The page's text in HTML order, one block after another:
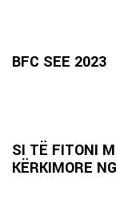
BFC SEE 2023
SI TË FITONI
KËRKIMORE